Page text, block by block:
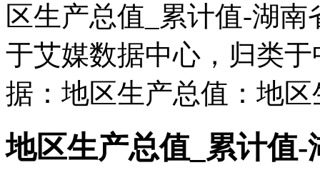
区生产总值_累计值-湖
于艾媒数据中心，归类
据：地区生产总值：地
地区生产总值_累计值